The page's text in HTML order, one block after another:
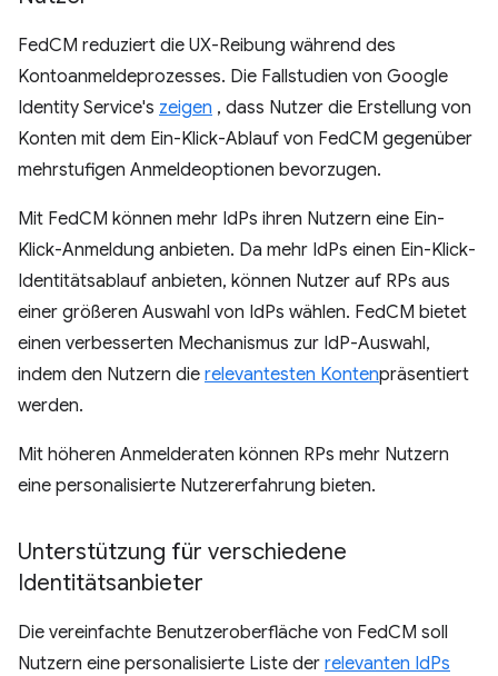
FedCM reduziert die UX-Reibung während des
Kontoanmeldeprozesses. Die Fallstudien von Google
Identity Service's zeigen , dass Nutzer die Erstellung von
Konten mit dem Ein-Klick-Ablauf von FedCM gegenüber
mehrstufigen Anmeldeoptionen bevorzugen.
Mit FedCM können mehr IdPs ihren Nutzern eine Ein-
Klick-Anmeldung anbieten. Da mehr IdPs einen Ein-Klick-
Identitätsablauf anbieten, können Nutzer auf RPs aus
einer größeren Auswahl von IdPs wählen. FedCM bietet
einen verbesserten Mechanismus zur IdP-Auswahl,
indem den Nutzern die relevantesten Kontenpräsentiert
werden.
Mit höheren Anmelderaten können RPs mehr Nutzern
eine personalisierte Nutzererfahrung bieten.
Unterstützung für verschiedene
Identitätsanbieter
Die vereinfachte Benutzeroberfläche von FedCM soll
Nutzern eine personalisierte Liste der relevanten IdPs